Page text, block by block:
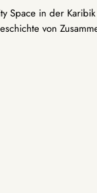
Space in der
von